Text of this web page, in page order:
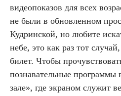
видеопоказов для всех
не были в обновленном
Кудринской, но любите
небе, это как раз тот
билет. Чтобы
познавательные программы
зале», где экраном служит